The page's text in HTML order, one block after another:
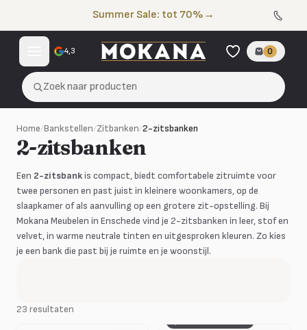
Summer Sale: tot 70% →
4,3 0
Zoek naar producten
Home/Bankstellen/Zitbanken/2-zitsbanken
2-zitsbanken
Een 2-zitsbankis compact, biedt comfortabele zitruimte voor
twee personen en past juist in kleinere woonkamers, op de
slaapkamer of als aanvulling op een grotere zit-opstelling. Bij
Mokana Meubelen in Enschede vind je 2-zitsbanken in leer, stof en
velvet, in warme neutrale tinten en uitgesproken kleuren. Zo kies
je een bank die past bij je ruimte en je woonstijl.
23 resultaten